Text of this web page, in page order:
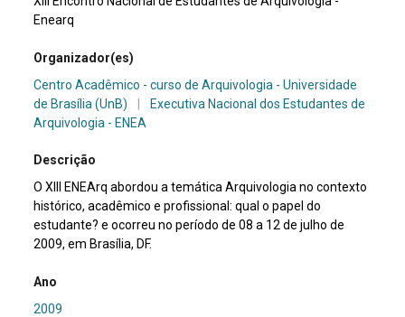
Enearq
Organizador(es)
Centro Acadêmico - curso de Arquivologia - Universidade
de Brasília (UnB)
Executiva Nacional dos Estudantes de
Arquivologia - ENEA
Descrição
O XIII ENEArq abordou a temática Arquivologia no contexto
histórico, acadêmico e profissional: qual o papel do
estudante? e ocorreu no período de 08 a 12 de julho de
2009, em Brasília, DF.
Ano
2009